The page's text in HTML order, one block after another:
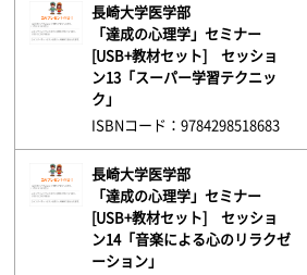
長崎大学医学部
「達成の心理学」セミナー
[USB+教材セット] セッショ
ン13「スーパー学習テクニッ
ク」
ISBNコード：9784298518683
長崎大学医学部
「達成の心理学」セミナー
[USB+教材セット] セッショ
ン14「音楽による心のリラクゼ
ーション」